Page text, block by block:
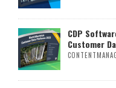
CDP
Customer